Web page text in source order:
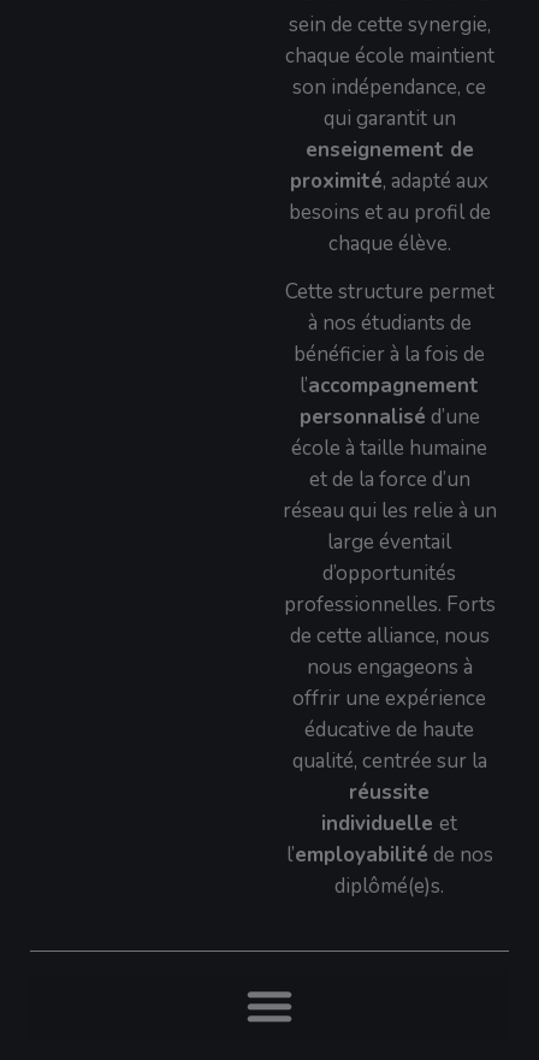
sein de cette synergie,
chaque école maintient
son indépendance, ce
qui garantit un
enseignement de
proximité, adapté aux
besoins et au profil de
chaque élève.
Cette structure permet
à nos étudiants de
bénéficier à la fois de
l’accompagnement
personnalisé d’une
école à taille humaine
et de la force d’un
réseau qui les relie à un
large éventail
d’opportunités
professionnelles. Forts
de cette alliance, nous
nous engageons à
offrir une expérience
éducative de haute
qualité, centrée sur la
réussite
individuelle et
l’employabilité de nos
diplômé(e)s.